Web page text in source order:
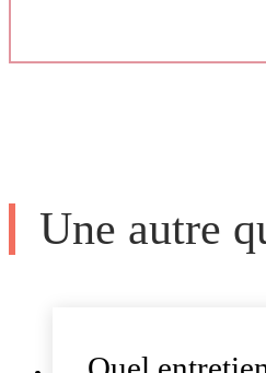
Une autre